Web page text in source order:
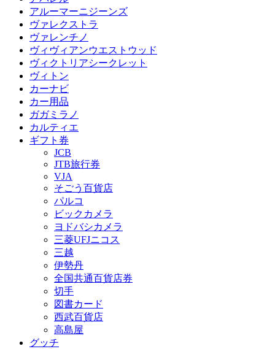
アルーマーニジーンズ
ヴァレクストラ
ヴァレンチノ
ヴィヴィアンウエストウッド
ヴィクトリアシークレット
ヴィトン
カーナビ
カー用品
ガガミラノ
カルティエ
ギフト券
JCB
JTB旅行券
VJA
そごう百貨店
パルコ
ビックカメラ
ヨドバシカメラ
三菱UFJニコス
三越
伊勢丹
全国共通百貨店券
切手
図書カード
西武百貨店
高島屋
グッチ